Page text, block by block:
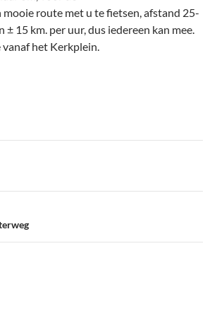
mooie route met u te fietsen, afstand 25-
15 km. per uur, dus iedereen kan mee.
het Kerkplein.